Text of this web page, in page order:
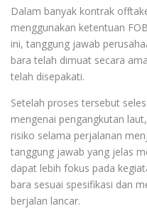
Dalam banyak kontrak
menggunakan ketentuan
ini, tanggung jawab
bara telah dimuat secara
telah disepakati.
Setelah proses tersebut
mengenai pengangkutan
risiko selama perjalanan
tanggung jawab yang jelas
dapat lebih fokus pada
bara sesuai spesifikasi dan
berjalan lancar.